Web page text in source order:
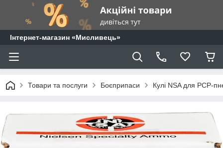
⁨Інтернет-магазин «Мисливець»
Товари та послуги Боєприпаси Кулі NSA для PCP-